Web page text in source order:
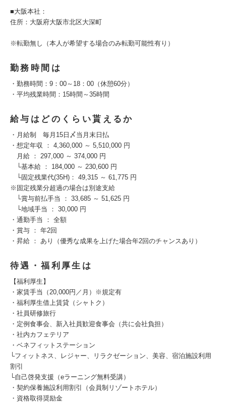
■大阪本社：
住所：大阪府大阪市北区大深町
※転勤無し（本人が希望する場合のみ転勤可能性有り）
勤務時間は
・勤務時間：9：00～18：00（休憩60分）
・平均残業時間：15時間～35時間
給与はどのくらい貰えるか
・月給制 毎月15日〆当月末日払
・想定年収 ： 4,360,000 ～ 5,510,000 円
月給 ： 297,000 ～ 374,000 円
└基本給 ： 184,000 ～ 230,600 円
└固定残業代(35H)： 49,315 ～ 61,775 円
※固定残業分超過の場合は別途支給
└賞与前払手当 ： 33,685 ～ 51,625 円
└地域手当 ： 30,000 円
・通勤手当 ： 全額
・賞与 ： 年2回
・昇給 ： あり（優秀な成果を上げた場合年2回のチャンスあり）
待遇・福利厚生は
【福利厚生】
・家賃手当（20,000円／月）※規定有
・福利厚生借上賃貸（シャトク）
・社員研修旅行
・定例食事会、新入社員歓迎食事会（共に会社負担）
・社内カフェテリア
・ベネフィットステーション
└フィットネス、レジャー、リラクゼーション、美容、宿泊施設利用
割引
└自己啓発支援（eラーニング無料受講）
・契約保養施設利用割引（会員制リゾートホテル）
・資格取得奨励金